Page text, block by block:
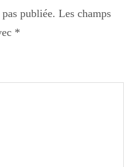
publiée. Les champs
*